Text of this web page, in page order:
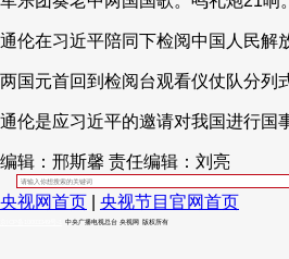
通伦在习近平陪同下检阅中国人民解
两国元首回到检阅台观看仪仗队分列
通伦是应习近平的邀请对我国进行国
编辑：邢斯馨 责任编辑：刘亮
央视网首页 央视节目官网首页
中央广播电视总台 央视网 版权所有